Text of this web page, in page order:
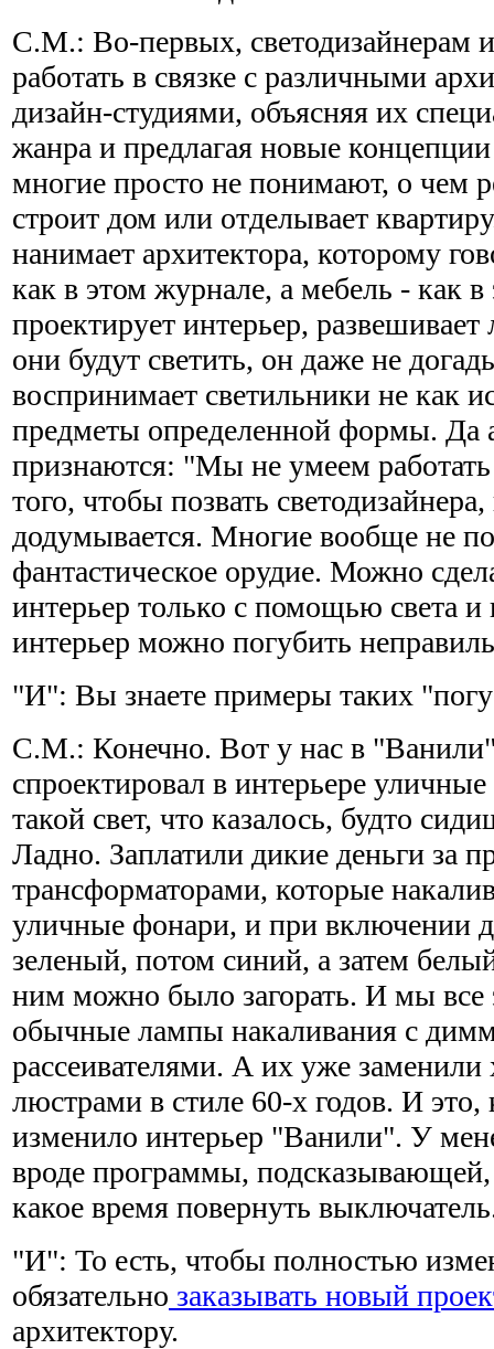
С.М.: Во-первых, светодизайнерам
работать в связке с различными
дизайн-студиями, объясняя их
жанра и предлагая новые
многие просто не понимают, о чем
строит дом или отделывает
нанимает архитектора, которому
как в этом журнале, а мебель - как
проектирует интерьер,
они будут светить, он даже не
воспринимает светильники не как
предметы определенной формы. Да
признаются: "Мы не умеем
того, чтобы позвать
додумывается. Многие вообще не
фантастическое орудие. Можно
интерьер только с помощью света
интерьер можно погубить
"И": Вы знаете примеры таких
С.М.: Конечно. Вот у нас в "Ванили"
спроектировал в интерьере
такой свет, что казалось, будто
Ладно. Заплатили дикие деньги за
трансформаторами, которые
уличные фонари, и при включении
зеленый, потом синий, а затем
ним можно было загорать. И мы все
обычные лампы накаливания с
рассеивателями. А их уже
люстрами в стиле 60-х годов. И это,
изменило интерьер "Ванили". У
вроде программы,
какое время повернуть
"И": То есть, чтобы полностью
обязательно заказывать новый
архитектору.